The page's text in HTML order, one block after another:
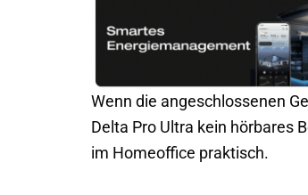
Wenn die angeschlossenen
Delta Pro Ultra kein hörbares
im Homeoffice praktisch.